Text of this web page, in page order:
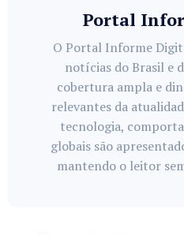
Portal
O Portal Informe
notícias do Brasil e
cobertura ampla e
relevantes da
tecnologia,
globais são
mantendo o leitor